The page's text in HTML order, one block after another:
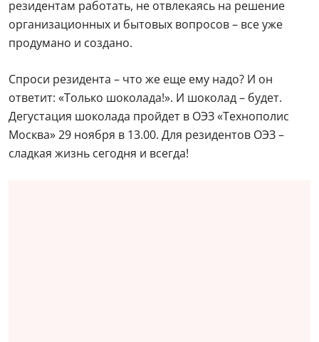
резидентам работать, не отвлекаясь на решение
организационных и бытовых вопросов – все уже
продумано и создано.
Спроси резидента – что же еще ему надо? И он
ответит: «Только шоколада!». И шоколад – будет.
Дегустация шоколада пройдет в ОЭЗ «Технополис
Москва» 29 ноября в 13.00. Для резидентов ОЭЗ –
сладкая жизнь сегодня и всегда!